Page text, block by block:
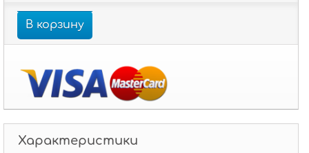
В корзину
Характеристики